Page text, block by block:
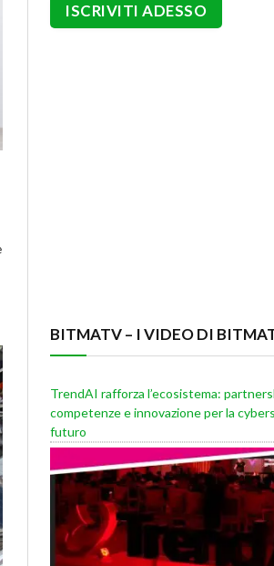
BITMATV – I VIDEO DI
TrendAI rafforza l’ecosistema:
competenze e innovazione per la
futuro